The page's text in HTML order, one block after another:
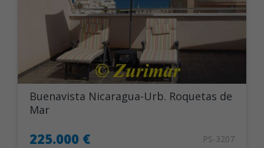
Buenavista Nicaragua-Urb. Roquetas de
Mar
225.000 € PS-3207